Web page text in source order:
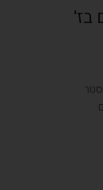
בז'